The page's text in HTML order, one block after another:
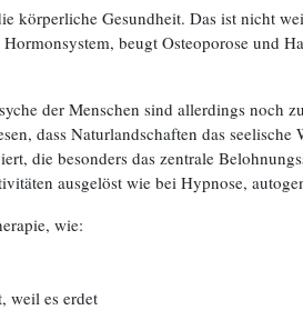
körperliche Gesundheit. Das ist nicht
beugt Osteoporose und
der Menschen sind allerdings noch
dass Naturlandschaften das seelische
die besonders das zentrale
ausgelöst wie bei Hypnose,
wie:
weil es erdet